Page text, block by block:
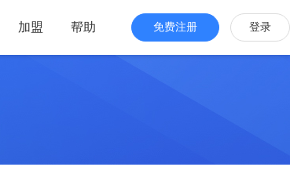
免费注册 登录
加盟 帮助